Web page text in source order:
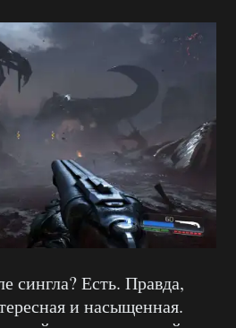
сингла? Есть. Правда,
и насыщенная.